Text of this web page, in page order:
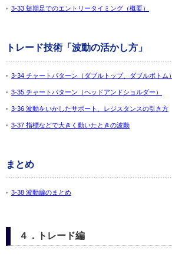
3-33 短期足でのエントリータイミング（概要）
トレード技術「波動の活かし方」
3-34 チャートパターン（ダブルトップ、ダブルボトム）
3-35 チャートパターン（ヘッドアンドショルダー）
3-36 波動をいかしたサポート、レジスタンスの引き方
3-37 指標などで大きく動いたときの波動
まとめ
3-38 波動編のまとめ
４．トレード編